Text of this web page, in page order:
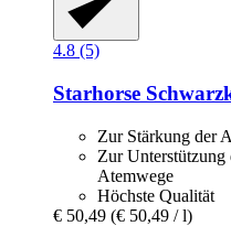
4.8 (5)
Starhorse
Zur Stärkung der
Zur
Atemwege
Höchste Qualität
€ 50,49 (€ 50,49 / l)